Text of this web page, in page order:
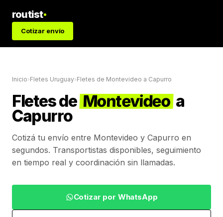
routist
Cotizar envío
Inicio›Fletes Uruguay›Fletes de Montevideo a Capurro
Fletes de Montevideo a
Capurro
Cotizá tu envío entre Montevideo y Capurro en
segundos. Transportistas disponibles, seguimiento
en tiempo real y coordinación sin llamadas.
Cotizar por WhatsApp